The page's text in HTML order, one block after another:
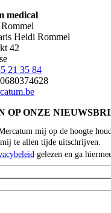
medical
Heidi Rommel
42
21 35 84
OP ONZE
mij op de hoogte
te allen tijde uitschrijven.
gelezen en ga